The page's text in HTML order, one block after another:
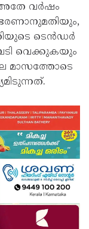
വർഷം
ടെൻഡർ
വെക്കുകയും
മാസത്തോടെ